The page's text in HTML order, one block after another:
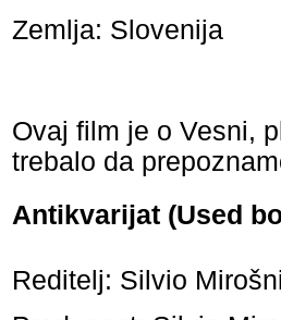
Zemlja: Slovenija
Ovaj film je o Vesni,
trebalo da
Antikvarijat (Used
Reditelj: Silvio